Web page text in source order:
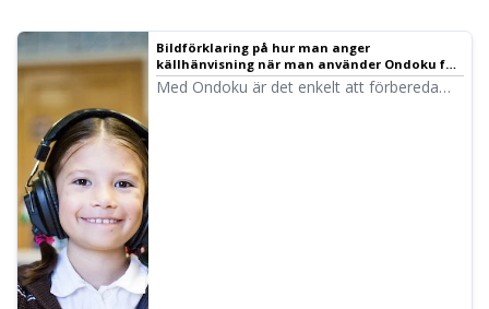
Bildförklaring på hur man anger
källhänvisning när man använder Ondoku för
hörförståelsetest i skolor och
utbildningsinstitutioner ｜ Text-till-tal-
Med Ondoku är det enkelt att förbereda